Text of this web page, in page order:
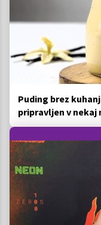
Puding brez
pripravljen v nekaj